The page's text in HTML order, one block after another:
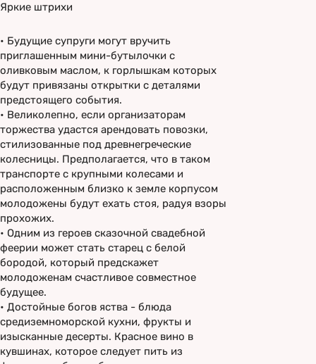
Яркие штрихи
• Будущие супруги могут вручить
приглашенным мини-бутылочки с
оливковым маслом, к горлышкам которых
будут привязаны открытки с деталями
предстоящего события.
• Великолепно, если организаторам
торжества удастся арендовать повозки,
стилизованные под древнегреческие
колесницы. Предполагается, что в таком
транспорте с крупными колесами и
расположенным близко к земле корпусом
молодожены будут ехать стоя, радуя взоры
прохожих.
• Одним из героев сказочной свадебной
феерии может стать старец с белой
бородой, который предскажет
молодоженам счастливое совместное
будущее.
• Достойные богов яства - блюда
средиземноморской кухни, фрукты и
изысканные десерты. Красное вино в
кувшинах, которое следует пить из